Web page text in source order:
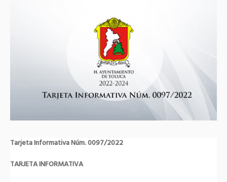
Tarjeta Informativa Núm. 0097/2022
TARJETA INFORMATIVA